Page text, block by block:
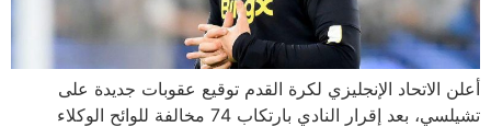
أعلن الاتحاد الإنجليزي لكرة القدم توقيع عقوبات جديدة على
تشيلسي، بعد إقرار النادي بارتكاب 74 مخالفة للوائح الوكلاء